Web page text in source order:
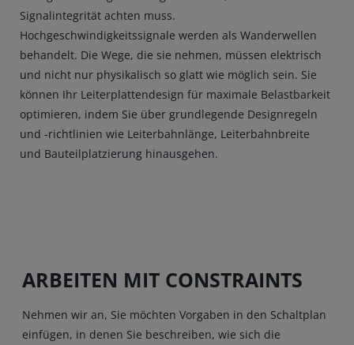
Signalintegrität achten muss.
Hochgeschwindigkeitssignale werden als Wanderwellen
behandelt. Die Wege, die sie nehmen, müssen elektrisch
und nicht nur physikalisch so glatt wie möglich sein. Sie
können Ihr Leiterplattendesign für maximale Belastbarkeit
optimieren, indem Sie über grundlegende Designregeln
und -richtlinien wie Leiterbahnlänge, Leiterbahnbreite
und Bauteilplatzierung hinausgehen.
ARBEITEN MIT CONSTRAINTS
Nehmen wir an, Sie möchten Vorgaben in den Schaltplan
einfügen, in denen Sie beschreiben, wie sich die